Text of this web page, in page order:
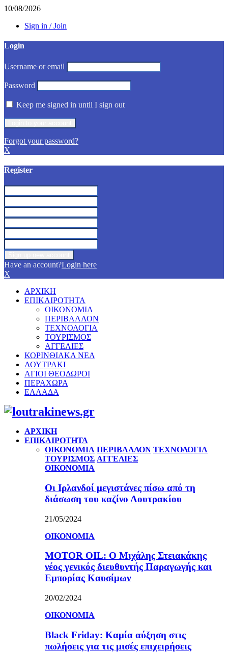
10/08/2026
Sign in / Join
Login
Username or email
Password
Keep me signed in until I sign out
Forgot your password?
X
Register
Have an account?Login here
X
ΑΡΧΙΚΗ
ΕΠΙΚΑΙΡΟΤΗΤΑ
ΟΙΚΟΝΟΜΙΑ
ΠΕΡΙΒΑΛΛΟΝ
ΤΕΧΝΟΛΟΓΙΑ
ΤΟΥΡΙΣΜΟΣ
ΑΓΓΕΛΙΕΣ
ΚΟΡΙΝΘΙΑΚΑ ΝΕΑ
ΛΟΥΤΡΑΚΙ
ΑΓΙΟΙ ΘΕΟΔΩΡΟΙ
ΠΕΡΑΧΩΡΑ
ΕΛΛΑΔΑ
Facebook
Twitter
Instagram
Pinterest
Youtube
ΑΡΧΙΚΗ
ΕΠΙΚΑΙΡΟΤΗΤΑ
ΟΙΚΟΝΟΜΙΑ ΠΕΡΙΒΑΛΛΟΝ ΤΕΧΝΟΛΟΓΙΑ
ΤΟΥΡΙΣΜΟΣ ΑΓΓΕΛΙΕΣ
ΟΙΚΟΝΟΜΙΑ
Οι Ιρλανδοί μεγιστάνες πίσω από τη
διάσωση του καζίνο Λουτρακίου
21/05/2024
ΟΙΚΟΝΟΜΙΑ
MOTOR OIL: Ο Μιχάλης Στειακάκης
νέος γενικός διευθυντής Παραγωγής και
Εμπορίας Καυσίμων
20/02/2024
ΟΙΚΟΝΟΜΙΑ
Black Friday: Καμία αύξηση στις
πωλήσεις για τις μισές επιχειρήσεις